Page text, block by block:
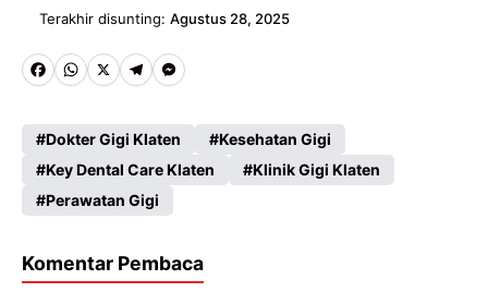
Terakhir disunting: Agustus 28, 2025
Fa
b
o
o
k
W
ts
A
p
X
Te
gr
a
m
M
se
n
g
er
Dokter Gigi Klaten
Kesehatan Gigi
Key Dental Care Klaten
Klinik Gigi Klaten
Perawatan Gigi
Komentar Pembaca